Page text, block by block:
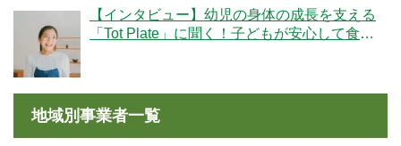
【インタビュー】幼児の身体の成長を支える
「Tot Plate」に聞く！子どもが安心して食べ
地域別事業者一覧